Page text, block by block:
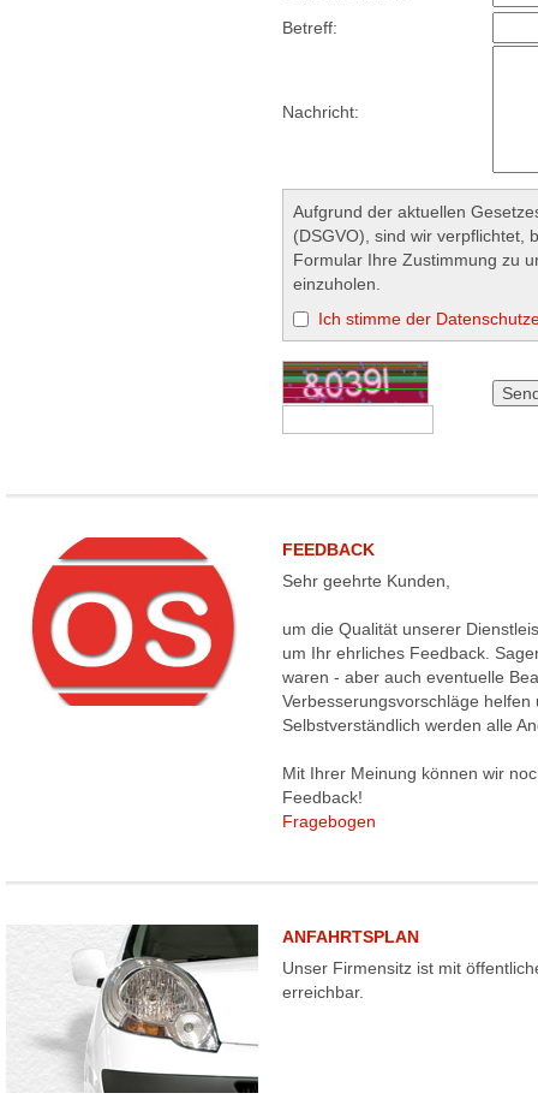
Betreff:
Nachricht:
Aufgrund der aktuellen
(DSGVO), sind wir verpflichtet,
Formular Ihre Zustimmung zu
einzuholen.
Ich stimme der
FEEDBACK
Sehr geehrte Kunden,
um die Qualität unserer
um Ihr ehrliches Feedback.
waren - aber auch eventuelle
Verbesserungsvorschläge
Selbstverständlich werden alle
Mit Ihrer Meinung können wir
Feedback!
Fragebogen
ANFAHRTSPLAN
Unser Firmensitz ist mit
erreichbar.